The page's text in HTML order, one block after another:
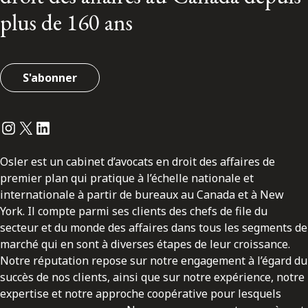
plus de 160 ans
S'abonner
Instagram
Twitter
LinkedIn
Osler est un cabinet d’avocats en droit des affaires de
premier plan qui pratique à l’échelle nationale et
internationale à partir de bureaux au Canada et à New
York. Il compte parmi ses clients des chefs de file du
secteur et du monde des affaires dans tous les segments de
marché qui en sont à diverses étapes de leur croissance.
Notre réputation repose sur notre engagement à l’égard du
succès de nos clients, ainsi que sur notre expérience, notre
expertise et notre approche coopérative pour lesquels